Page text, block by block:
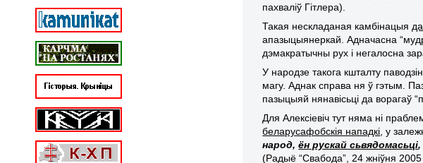
пахваліў Гітлера).
Такая нескладаная камбінацыя
апазыцыянеркай. Адначасна
дэмакратычны рух і негалосна
У народзе такога кшталту
магу. Аднак справа ня ў гэтым.
пазыцыяй нянавісьці да ворагаў
Для Алексіевіч тут няма ні
беларусафобскія нападкі , у
народ,ён рускай сьвядомасьці,
(Радыё “Свабода”, 24 жніўня 2005